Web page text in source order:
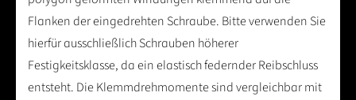
Flanken der eingedrehten Schraube. Bitte verwenden Sie
hierfür ausschließlich Schrauben höherer
Festigkeitsklasse, da ein elastisch federnder Reibschluss
entsteht. Die Klemmdrehmomente sind vergleichbar mit